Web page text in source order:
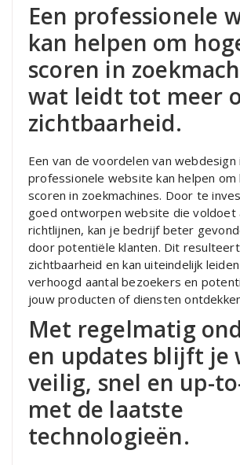
Een professionele
kan helpen om
scoren in
wat leidt tot meer
zichtbaarheid.
Een van de voordelen van webdesign
professionele website kan helpen
scoren in zoekmachines. Door te
goed ontworpen website die voldoet
richtlijnen, kan je bedrijf beter
door potentiële klanten. Dit
zichtbaarheid en kan uiteindelijk
verhoogd aantal bezoekers en
jouw producten of diensten
Met regelmatig
en updates blijft je
veilig, snel en up-
met de laatste
technologieën.